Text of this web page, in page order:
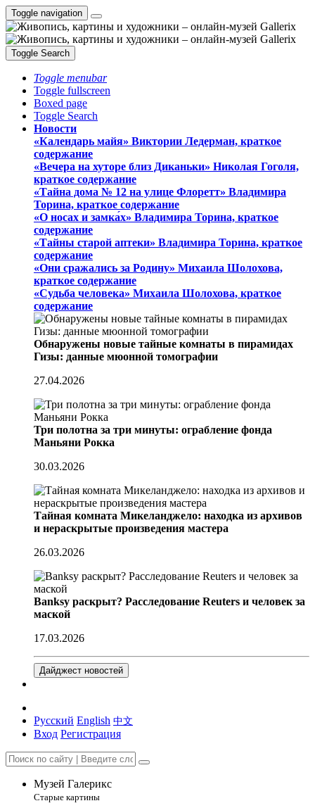
Toggle navigation
Toggle Search
Toggle menubar
Toggle fullscreen
Boxed page
Toggle Search
Новости
«Календарь майя» Виктории Ледерман, краткое
содержание
«Вечера на хуторе близ Диканьки» Николая Гоголя,
краткое содержание
«Тайна дома № 12 на улице Флоретт» Владимира
Торина, краткое содержание
«О носах и замка́х» Владимира Торина, краткое
содержание
«Тайны старой аптеки» Владимира Торина, краткое
содержание
«Они сражались за Родину» Михаила Шолохова,
краткое содержание
«Судьба человека» Михаила Шолохова, краткое
содержание
Обнаружены новые тайные комнаты в пирамидах
Гизы: данные мюонной томографии
27.04.2026
Три полотна за три минуты: ограбление фонда
Маньяни Рокка
30.03.2026
Тайная комната Микеланджело: находка из архивов
и нераскрытые произведения мастера
26.03.2026
Banksy раскрыт? Расследование Reuters и человек за
маской
17.03.2026
Дайджест новостей
Русский English 中文
Вход Регистрация
Музей Галерикс
Старые картины